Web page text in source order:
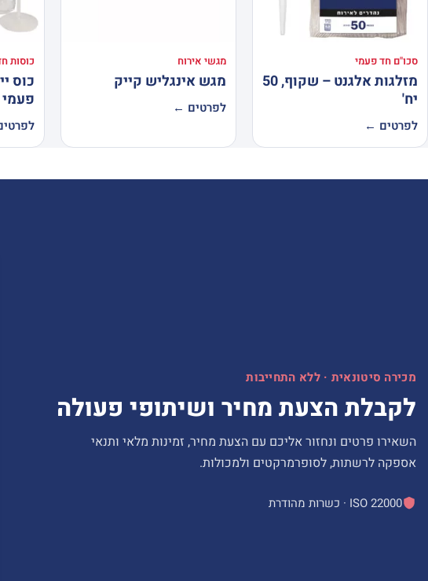
סכו"ם חד פעמי
מזלגות אלגנט – שקוף, 50
יח'
לפרטים ←
מגשי אירוח
מגש אינגליש קייק
לפרטים ←
כוסות
פעמי
מכירה סיטונאית · ללא התחייבות
לקבלת הצעת מחיר ושיתופי פעולה
השאירו פרטים ונחזור אליכם עם הצעת מחיר, זמינות מלאי ותנאי
אספקה לרשתות, לסופרמרקטים ולמכולות.
ISO 22000 · כשרות מהודרת